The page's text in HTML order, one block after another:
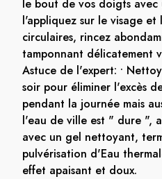
le bout de vos doigts avec
l'appliquez sur le visage et
circulaires, rincez
tamponnant délicatement
Astuce de l'expert: •
soir pour éliminer l'excès
pendant la journée mais
l'eau de ville est " dure ",
avec un gel nettoyant,
pulvérisation d'Eau
effet apaisant et doux.